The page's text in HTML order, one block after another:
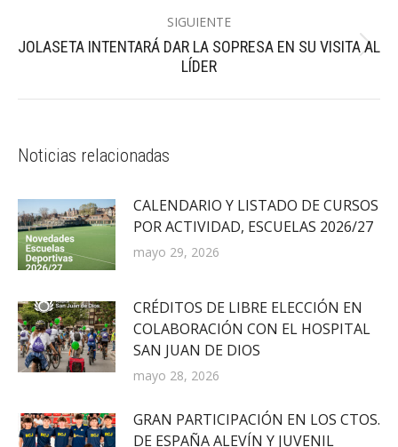
SIGUIENTE
Publicación
siguiente:
JOLASETA INTENTARÁ DAR LA SOPRESA EN SU VISITA AL
LÍDER
Noticias relacionadas
CALENDARIO Y LISTADO DE CURSOS
POR ACTIVIDAD, ESCUELAS 2026/27
mayo 29, 2026
CRÉDITOS DE LIBRE ELECCIÓN EN
COLABORACIÓN CON EL HOSPITAL
SAN JUAN DE DIOS
mayo 28, 2026
GRAN PARTICIPACIÓN EN LOS CTOS.
DE ESPAÑA ALEVÍN Y JUVENIL